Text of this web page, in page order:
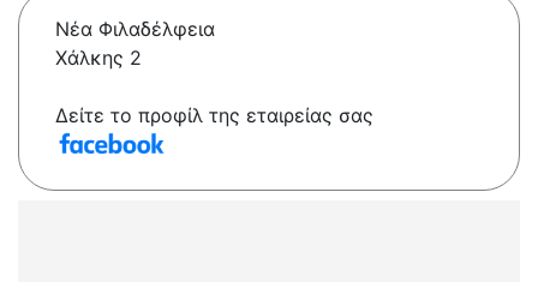
Νέα Φιλαδέλφεια
Χάλκης 2
Δείτε το προφίλ της εταιρείας σας